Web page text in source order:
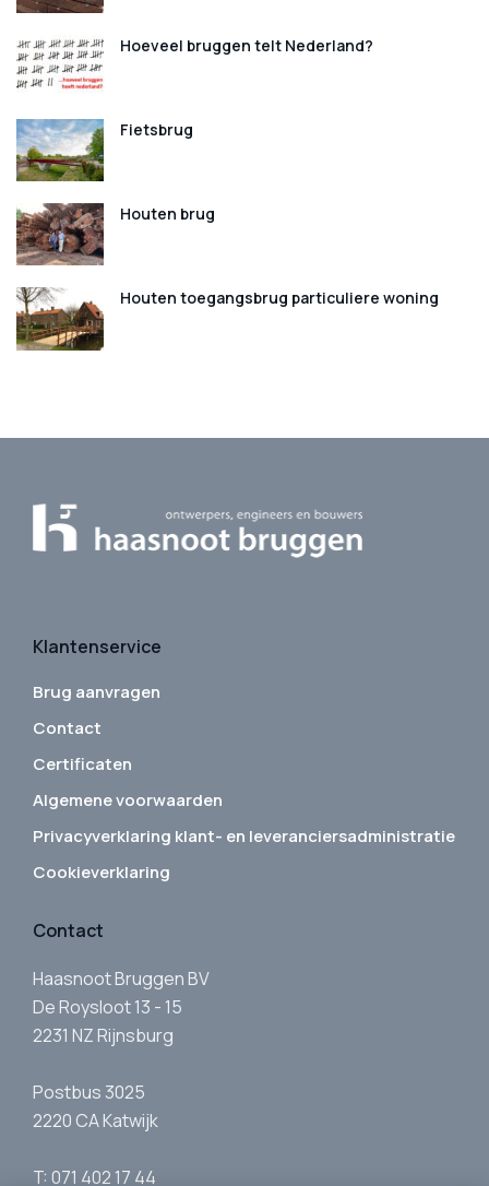
Hoeveel bruggen telt Nederland?
Fietsbrug
Houten brug
Houten toegangsbrug particuliere woning
Klantenservice
Brug aanvragen
Contact
Certificaten
Algemene voorwaarden
Privacyverklaring klant- en leveranciersadministratie
Cookieverklaring
Contact
Haasnoot Bruggen BV
De Roysloot 13 - 15
2231 NZ Rijnsburg
Postbus 3025
2220 CA Katwijk
T: 071 402 17 44